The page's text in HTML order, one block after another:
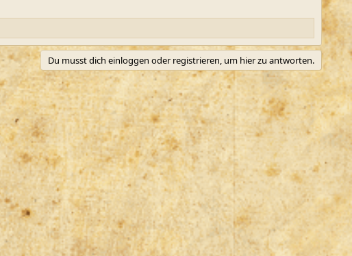
Du musst dich einloggen oder registrieren, um hier zu antworten.